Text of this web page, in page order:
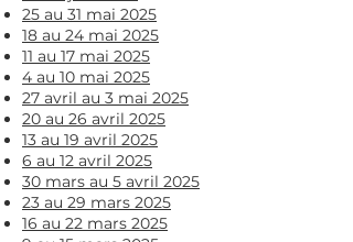
25 au 31 mai 2025
18 au 24 mai 2025
11 au 17 mai 2025​​​​​​
4 au 10 mai 2025
27 avril au 3 mai 2025
20 au 26 avril 2025
13 au 19 avril 2025
6 au 12 avril 2025
30 mars au 5 avril 2025
23 au 29 mars 2025
16 au 22 mars 2025